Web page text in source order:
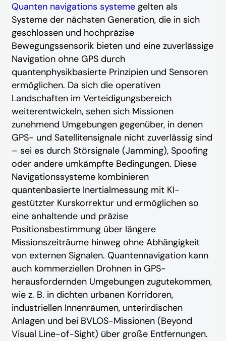
Quanten navigations systemegelten als
Systeme der nächsten Generation, die in sich
geschlossen und hochpräzise
Bewegungssensorik bieten und eine zuverlässige
Navigation ohne GPS durch
quantenphysikbasierte Prinzipien und Sensoren
ermöglichen. Da sich die operativen
Landschaften im Verteidigungsbereich
weiterentwickeln, sehen sich Missionen
zunehmend Umgebungen gegenüber, in denen
GPS- und Satellitensignale nicht zuverlässig sind
– sei es durch Störsignale (Jamming), Spoofing
oder andere umkämpfte Bedingungen. Diese
Navigationssysteme kombinieren
quantenbasierte Inertialmessung mit KI-
gestützter Kurskorrektur und ermöglichen so
eine anhaltende und präzise
Positionsbestimmung über längere
Missionszeiträume hinweg ohne Abhängigkeit
von externen Signalen. Quantennavigation kann
auch kommerziellen Drohnen in GPS-
herausfordernden Umgebungen zugutekommen,
wie z. B. in dichten urbanen Korridoren,
industriellen Innenräumen, unterirdischen
Anlagen und bei BVLOS-Missionen (Beyond
Visual Line-of-Sight) über große Entfernungen.